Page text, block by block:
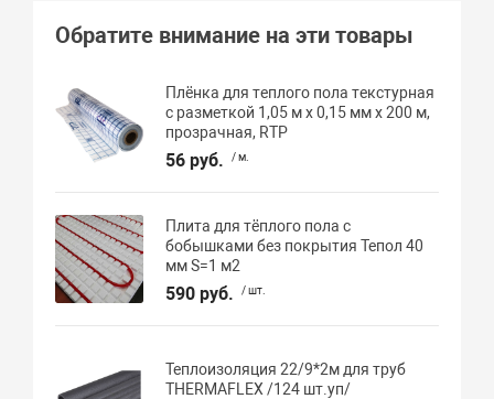
Обратите внимание на эти товары
Плёнка для теплого пола текстурная
с разметкой 1,05 м х 0,15 мм х 200 м,
прозрачная, RTP
56 руб. / м.
Плита для тёплого пола с
бобышками без покрытия Тепол 40
мм S=1 м2
590 руб. / шт.
Теплоизоляция 22/9*2м для труб
THERMAFLEX /124 шт.уп/